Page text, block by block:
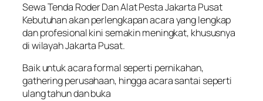
Sewa Tenda Roder Dan Alat Pesta Jakarta Pusat
Kebutuhan akan perlengkapan acara yang lengkap
dan profesional kini semakin meningkat, khususnya
di wilayah Jakarta Pusat.
Baik untuk acara formal seperti pernikahan,
gathering perusahaan, hingga acara santai seperti
ulang tahun dan buka